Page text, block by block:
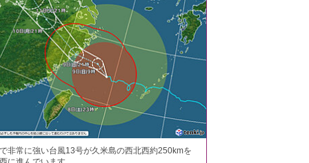
非常に強い台風13号が久米島の西北西約250kmを